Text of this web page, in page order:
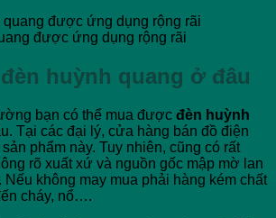
được ứng dụng rộng rãi
huỳnh quang ở đâu
bạn có thể mua được đèn huỳnh
Tại các đại lý, cửa hàng bán đồ điện
phẩm này. Tuy nhiên, cũng có rất
rõ xuất xứ và nguồn gốc mập mờ lan
không may mua phải hàng kém chất
cháy, nổ….